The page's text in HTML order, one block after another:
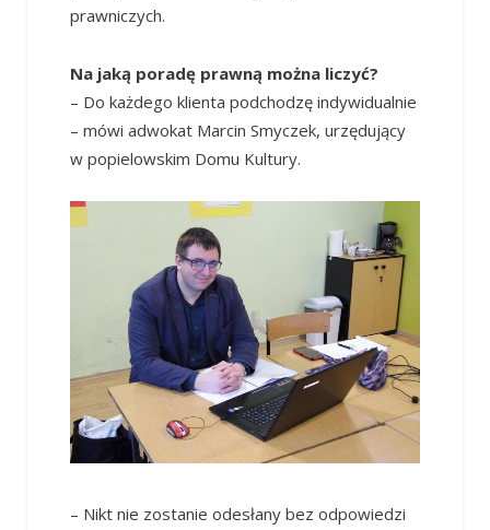
prawniczych.
Na jaką poradę prawną można liczyć?
– Do każdego klienta podchodzę indywidualnie
– mówi adwokat Marcin Smyczek, urzędujący
w popielowskim Domu Kultury.
– Nikt nie zostanie odesłany bez odpowiedzi